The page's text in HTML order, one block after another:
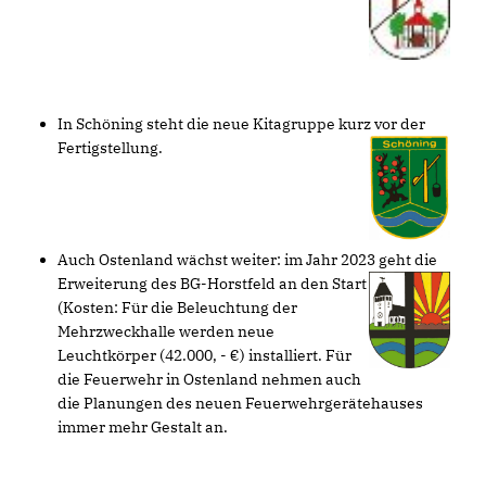
In Schöning steht die neue Kitagruppe kurz vor der
Fertigstellung.
Auch Ostenland wächst weiter: im Jahr 2023 geht die
Erweiterung des BG-Horstfeld an denStart
(Kosten: Für die Beleuchtung der
Mehrzweckhalle werden neue
Leuchtkörper (42.000, - €) installiert. Für
die Feuerwehr in Ostenland nehmen auch
die Planungen des neuen Feuerwehrgerätehauses
immer mehr Gestalt an.